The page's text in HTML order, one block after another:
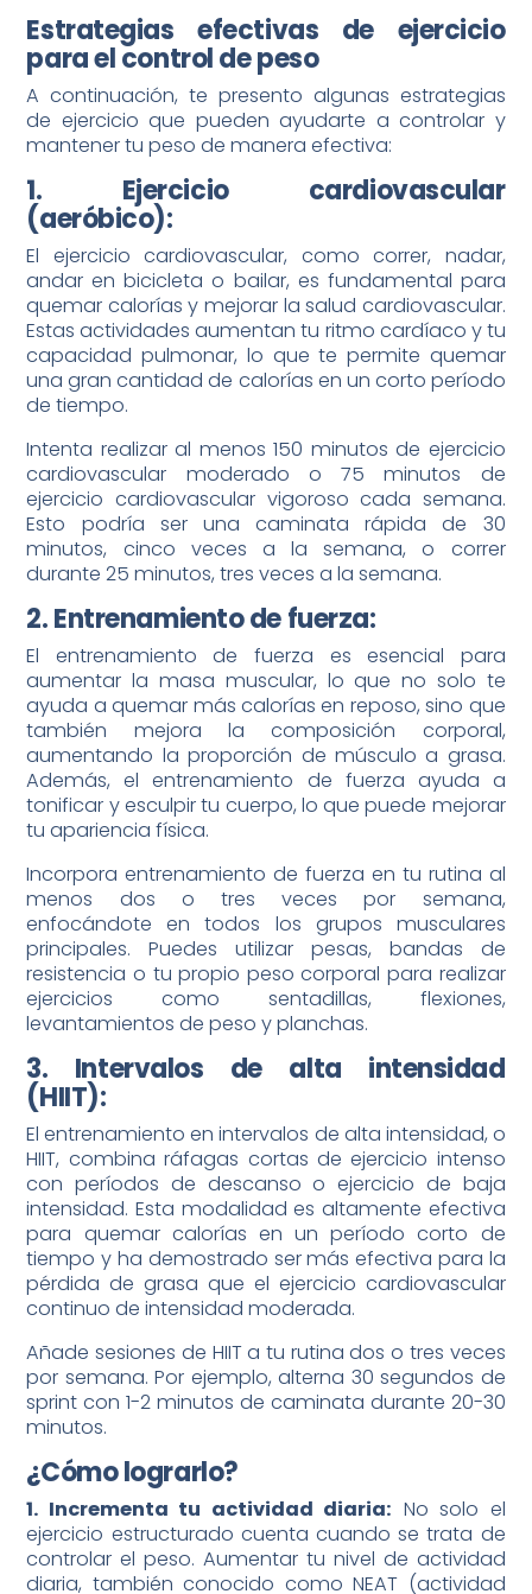
Estrategias efectivas de ejercicio
para el control de peso
A continuación, te presento algunas estrategias
de ejercicio que pueden ayudarte a controlar y
mantener tu peso de manera efectiva:
1. Ejercicio cardiovascular
(aeróbico):
El ejercicio cardiovascular, como correr, nadar,
andar en bicicleta o bailar, es fundamental para
quemar calorías y mejorar la salud cardiovascular.
Estas actividades aumentan tu ritmo cardíaco y tu
capacidad pulmonar, lo que te permite quemar
una gran cantidad de calorías en un corto período
de tiempo.
Intenta realizar al menos 150 minutos de ejercicio
cardiovascular moderado o 75 minutos de
ejercicio cardiovascular vigoroso cada semana.
Esto podría ser una caminata rápida de 30
minutos, cinco veces a la semana, o correr
durante 25 minutos, tres veces a la semana.
2. Entrenamiento de fuerza:
El entrenamiento de fuerza es esencial para
aumentar la masa muscular, lo que no solo te
ayuda a quemar más calorías en reposo, sino que
también mejora la composición corporal,
aumentando la proporción de músculo a grasa.
Además, el entrenamiento de fuerza ayuda a
tonificar y esculpir tu cuerpo, lo que puede mejorar
tu apariencia física.
Incorpora entrenamiento de fuerza en tu rutina al
menos dos o tres veces por semana,
enfocándote en todos los grupos musculares
principales. Puedes utilizar pesas, bandas de
resistencia o tu propio peso corporal para realizar
ejercicios como sentadillas, flexiones,
levantamientos de peso y planchas.
3. Intervalos de alta intensidad
(HIIT):
El entrenamiento en intervalos de alta intensidad, o
HIIT, combina ráfagas cortas de ejercicio intenso
con períodos de descanso o ejercicio de baja
intensidad. Esta modalidad es altamente efectiva
para quemar calorías en un período corto de
tiempo y ha demostrado ser más efectiva para la
pérdida de grasa que el ejercicio cardiovascular
continuo de intensidad moderada.
Añade sesiones de HIIT a tu rutina dos o tres veces
por semana. Por ejemplo, alterna 30 segundos de
sprint con 1-2 minutos de caminata durante 20-30
minutos.
¿Cómo lograrlo?
1. Incrementa tu actividad diaria: No solo el
ejercicio estructurado cuenta cuando se trata de
controlar el peso. Aumentar tu nivel de actividad
diaria, también conocido como NEAT (actividad